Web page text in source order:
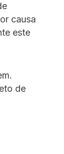
causa
este
de